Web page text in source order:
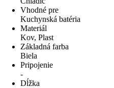
Vhodné pre
Kuchynská batéria
Materiál
Kov, Plast
Základná farba
Biela
Pripojenie
-
Dĺžka